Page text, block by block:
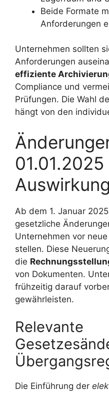
Beide Formate
Anforderungen
Unternehmen sollten
Anforderungen
effiziente
Compliance und
Prüfungen. Die Wahl
hängt von den
Ab dem 1. Januar
gesetzliche
Unternehmen vor
stellen. Diese
die
von Dokumenten.
frühzeitig darauf
gewährleisten.
Relevante
Die Einführung der